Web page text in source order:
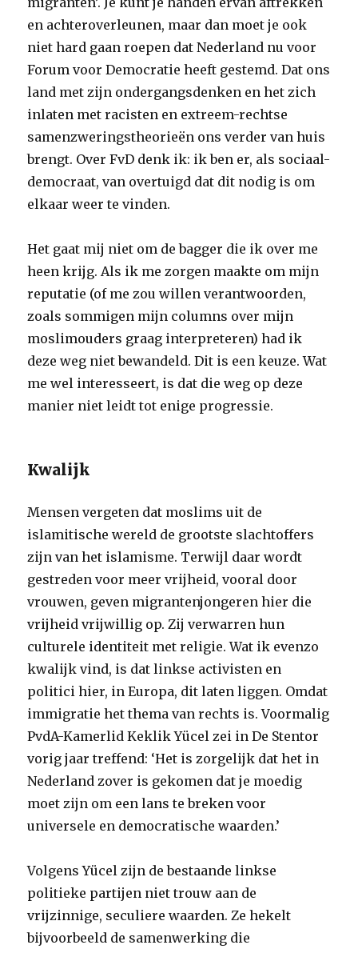
en achteroverleunen, maar dan moet je ook
niet hard gaan roepen dat Nederland nu voor
Forum voor Democratie heeft gestemd. Dat ons
land met zijn ondergangsdenken en het zich
inlaten met racisten en extreem-rechtse
samenzweringstheorieën ons verder van huis
brengt. Over FvD denk ik: ik ben er, als sociaal-
democraat, van overtuigd dat dit nodig is om
elkaar weer te vinden.
Het gaat mij niet om de bagger die ik over me
heen krijg. Als ik me zorgen maakte om mijn
reputatie (of me zou willen verantwoorden,
zoals sommigen mijn columns over mijn
moslimouders graag interpreteren) had ik
deze weg niet bewandeld. Dit is een keuze. Wat
me wel interesseert, is dat die weg op deze
manier niet leidt tot enige progressie.
Kwalijk
Mensen vergeten dat moslims uit de
islamitische wereld de grootste slachtoffers
zijn van het islamisme. Terwijl daar wordt
gestreden voor meer vrijheid, vooral door
vrouwen, geven migrantenjongeren hier die
vrijheid vrijwillig op. Zij verwarren hun
culturele identiteit met religie. Wat ik evenzo
kwalijk vind, is dat linkse activisten en
politici hier, in Europa, dit laten liggen. Omdat
immigratie het thema van rechts is. Voormalig
PvdA-Kamerlid Keklik Yücel zei in De Stentor
vorig jaar treffend: ‘Het is ­zorgelijk dat het in
Nederland zover is gekomen dat je moedig
moet zijn om een lans te breken voor
universele en democratische waarden.’
Volgens Yücel zijn de bestaande linkse
politieke partijen niet trouw aan de
vrijzinnige, seculiere waarden. Ze hekelt
bijvoorbeeld de samenwerking die